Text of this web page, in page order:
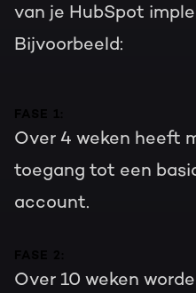
van je HubSpot
Bijvoorbeeld:
Over 4 weken heeft
toegang tot een
account.
Over 10 weken